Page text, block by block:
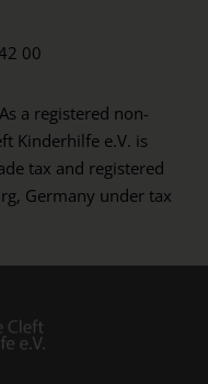
00
a registered non-
Kinderhilfe e.V. is
tax and registered
Germany under tax